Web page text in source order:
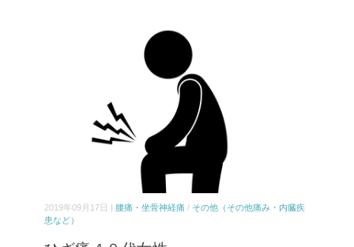
2019年09月17日 | 腰痛・坐骨神経痛 / その他（その他痛み・内臓疾
患など）